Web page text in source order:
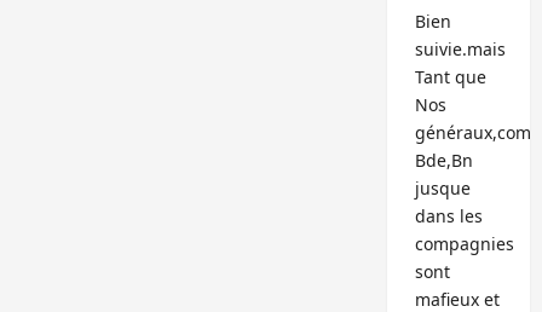
Bien
suivie.mais
Tant que
Nos
généraux,com
Bde,Bn
jusque
dans les
compagnies
sont
mafieux et